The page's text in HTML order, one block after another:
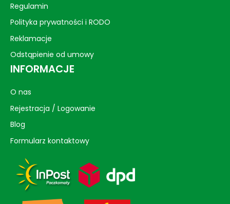
Regulamin
Polityka prywatności i RODO
Reklamacje
Odstąpienie od umowy
INFORMACJE
O nas
Rejestracja / Logowanie
Blog
Formularz kontaktowy